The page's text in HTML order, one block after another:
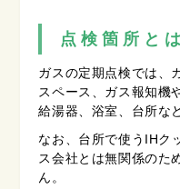
点検箇所とは
ガスの定期点検では、
スペース、ガス報知機
給湯器、浴室、台所な
なお、台所で使うIHク
ス会社とは無関係のた
ん。